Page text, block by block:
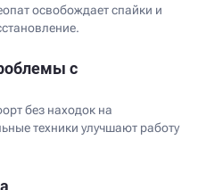
освобождает спайки и
с
без находок на
техники улучшают работу